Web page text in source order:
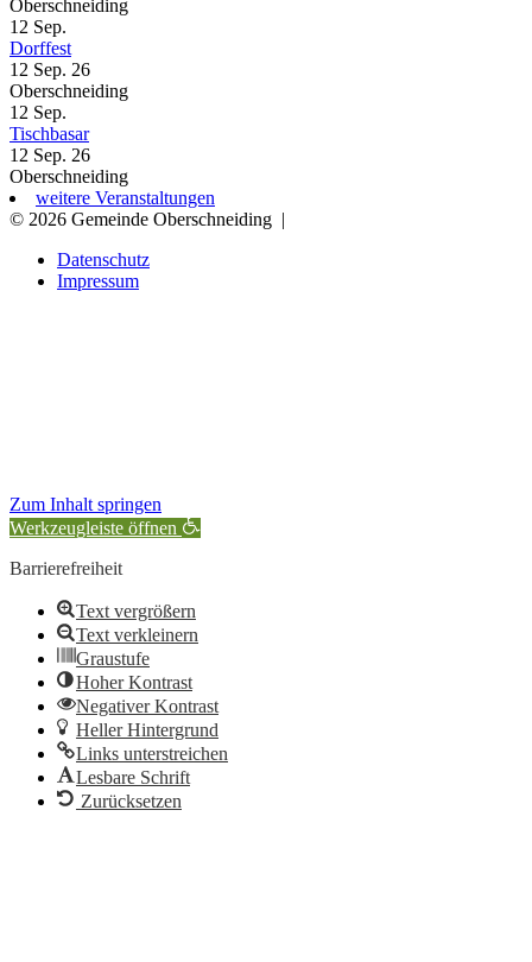
Oberschneiding
12 Sep.
Dorffest
12 Sep. 26
Oberschneiding
12 Sep.
Tischbasar
12 Sep. 26
Oberschneiding
weitere Veranstaltungen
© 2026 Gemeinde Oberschneiding |
Datenschutz
Impressum
Zum Inhalt springen
Werkzeugleiste öffnen
Barrierefreiheit
Text vergrößern
Text verkleinern
Graustufe
Hoher Kontrast
Negativer Kontrast
Heller Hintergrund
Links unterstreichen
Lesbare Schrift
Zurücksetzen